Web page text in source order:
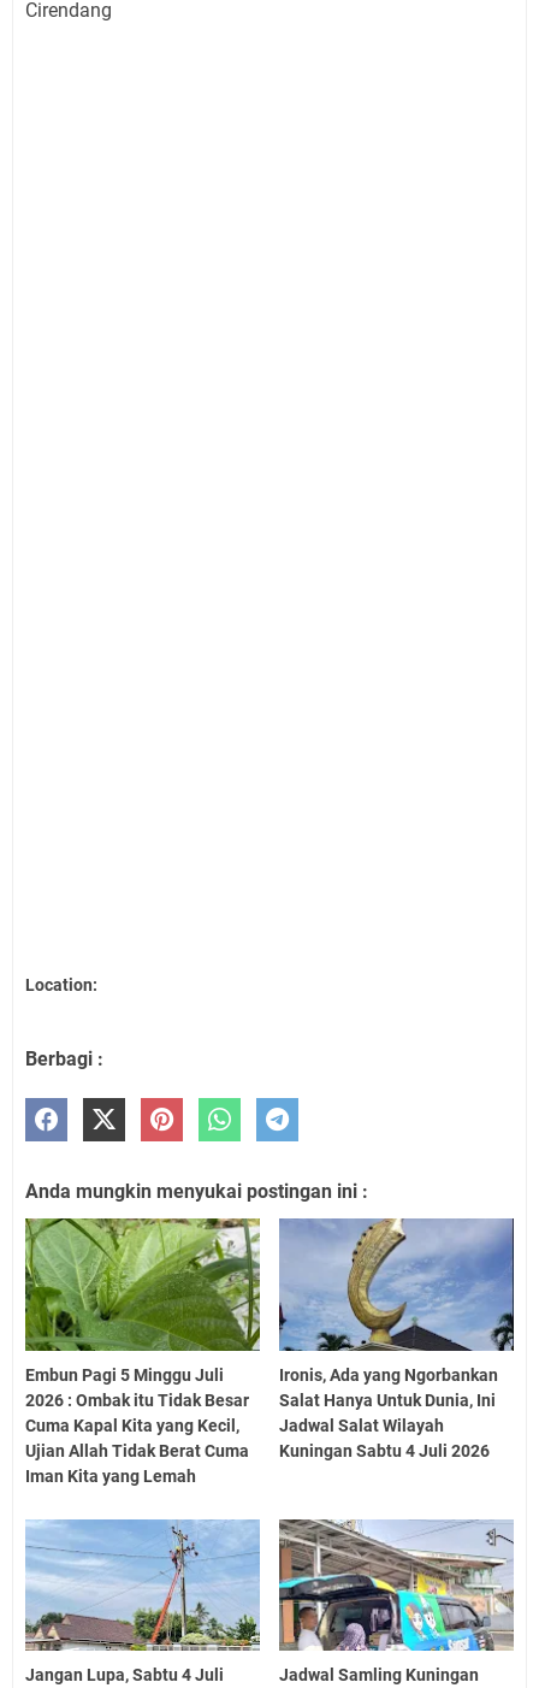
Cirendang
Location:
Berbagi :
Anda mungkin menyukai postingan ini :
Embun Pagi 5 Minggu Juli
2026 : Ombak itu Tidak Besar
Cuma Kapal Kita yang Kecil,
Ujian Allah Tidak Berat Cuma
Iman Kita yang Lemah
Ironis, Ada yang Ngorbankan
Salat Hanya Untuk Dunia, Ini
Jadwal Salat Wilayah
Kuningan Sabtu 4 Juli 2026
Jangan Lupa, Sabtu 4 Juli
Jadwal Samling Kuningan